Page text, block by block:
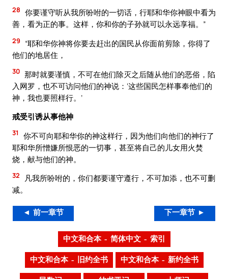
28 你要谨守听从我所吩咐的一切话，行耶和华你神眼中看为
善，看为正的事。这样，你和你的子孙就可以永远享福。”
29
“耶和华你神将你要去赶出的国民从你面前剪除，你得了
他们的地居住，
30 那时就要谨慎，不可在他们除灭之后随从他们的恶俗，陷
入网罗，也不可访问他们的神说：‘这些国民怎样事奉他们的
神，我也要照样行。’
戒受引诱从事他神
31
你不可向耶和华你的神这样行，因为他们向他们的神行了
耶和华所憎嫌所恨恶的一切事，甚至将自己的儿女用火焚
烧，献与他们的神。
32
凡我所吩咐的，你们都要谨守遵行，不可加添，也不可删
减。
◄ 前一章节 下一章节 ►
中文和合本 – 简体中文 – 索引
中文和合本 – 旧约全书 中文和合本 – 新约全书